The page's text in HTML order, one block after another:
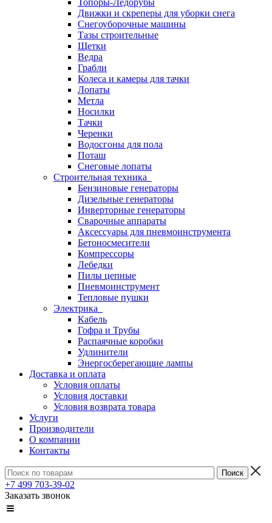
Топоры-Ледорубы
Движки и скреперы для уборки снега
Снегоуборочные машины
Тазы строительные
Щетки
Ведра
Грабли
Колеса и камеры для тачки
Лопаты
Метла
Носилки
Тачки
Черенки
Водосгоны для пола
Поташ
Снеговые лопаты
Строительная техника
Бензиновые генераторы
Дизельные генераторы
Инверторные генераторы
Сварочные аппараты
Аксессуары для пневмоинструмента
Бетоносмесители
Компрессоры
Лебедки
Пилы цепные
Пневмоинструмент
Тепловые пушки
Электрика
Кабель
Гофра и Трубы
Распаячные коробки
Удлинители
Энергосберегающие лампы
Доставка и оплата
Условия оплаты
Условия доставки
Условия возврата товара
Услуги
Производители
О компании
Контакты
+7 499 703-39-02
Заказать звонок